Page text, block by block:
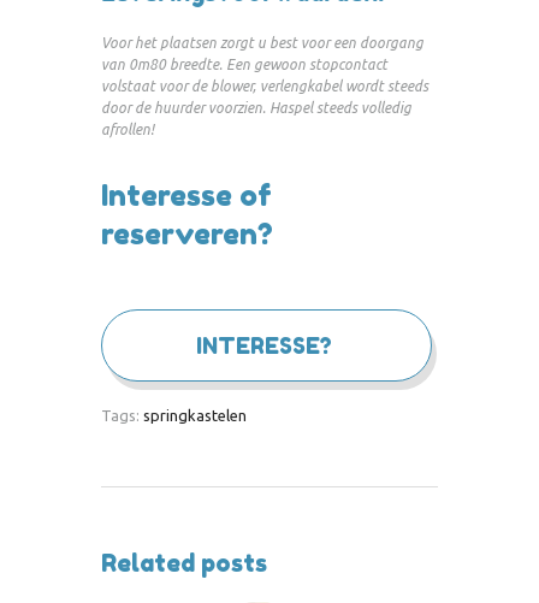
Voor het plaatsen zorgt u best voor een doorgang
van 0m80 breedte. Een gewoon stopcontact
volstaat voor de blower, verlengkabel wordt steeds
door de huurder voorzien. Haspel steeds volledig
afrollen!
Interesse of
reserveren?
INTERESSE?
Tags: springkastelen
Related posts